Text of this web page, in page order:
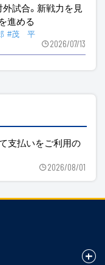
外試合。新戦力を見
進める
#茂 平
2026/07/13
支払いをご利用の
2026/08/01